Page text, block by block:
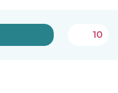
10